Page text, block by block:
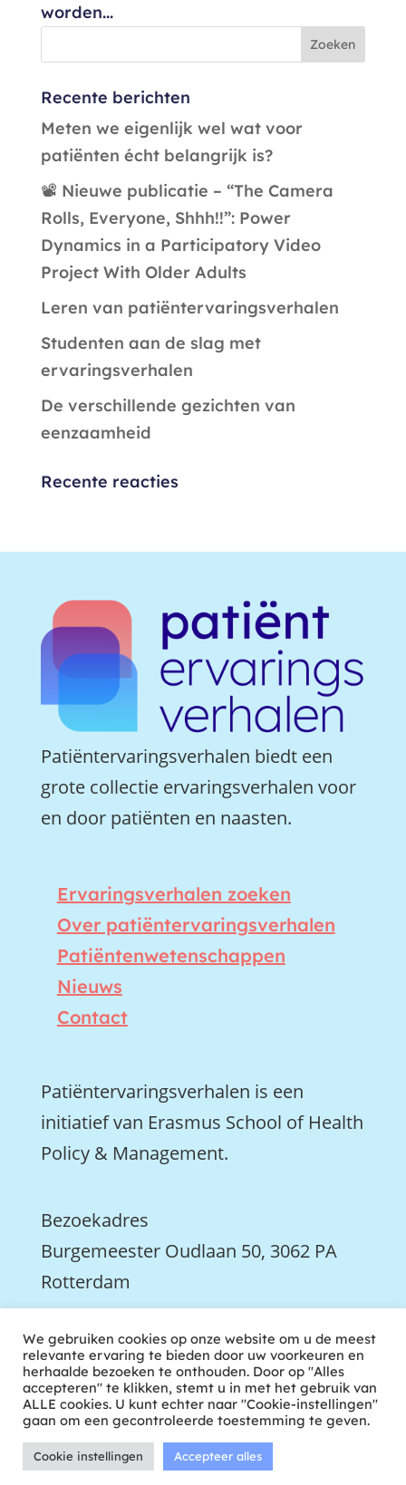
worden...
Recente berichten
Meten we eigenlijk wel wat voor
patiënten écht belangrijk is?
📽️ Nieuwe publicatie – “The Camera
Rolls, Everyone, Shhh!!”: Power
Dynamics in a Participatory Video
Project With Older Adults
Leren van patiëntervaringsverhalen
Studenten aan de slag met
ervaringsverhalen
De verschillende gezichten van
eenzaamheid
Recente reacties
Patiëntervaringsverhalen biedt een
grote collectie ervaringsverhalen voor
en door patiënten en naasten.
Ervaringsverhalen zoeken
Over patiëntervaringsverhalen
Patiëntenwetenschappen
Nieuws
Contact
Patiëntervaringsverhalen is een
initiatief van Erasmus School of Health
Policy & Management.
Bezoekadres
Burgemeester Oudlaan 50, 3062 PA
Rotterdam
 We zijn ook actief op LinkedIn
ontwikkeld door tweekoppig
We gebruiken cookies op onze website om u de meest
relevante ervaring te bieden door uw voorkeuren en
herhaalde bezoeken te onthouden. Door op "Alles
accepteren" te klikken, stemt u in met het gebruik van
ALLE cookies. U kunt echter naar "Cookie-instellingen"
gaan om een gecontroleerde toestemming te geven.
Cookie instellingen Accepteer alles